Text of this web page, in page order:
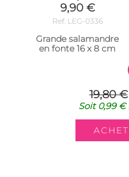
9,90 €
Ref. LEG-0336
Grande salamandre
en fonte 16 x 8 cm
19,80 €
Soit0,99 €